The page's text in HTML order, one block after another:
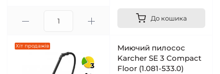
До кошика
Хіт продажів
3
Миючий пилосос
Karcher SE 3 Compact
Floor (1.081-533.0)